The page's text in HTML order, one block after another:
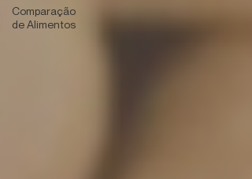
Comparação
de Alimentos